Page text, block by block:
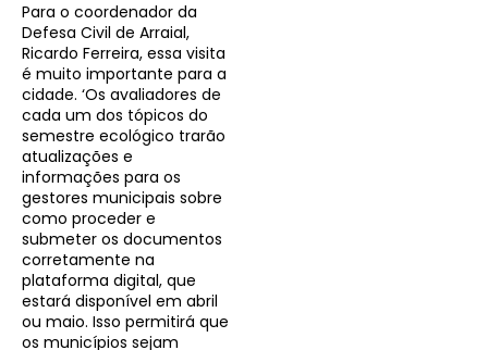
Para o coordenador da
Defesa Civil de Arraial,
Ricardo Ferreira, essa visita
é muito importante para a
cidade. ‘Os avaliadores de
cada um dos tópicos do
semestre ecológico trarão
atualizações e
informações para os
gestores municipais sobre
como proceder e
submeter os documentos
corretamente na
plataforma digital, que
estará disponível em abril
ou maio. Isso permitirá que
os municípios sejam